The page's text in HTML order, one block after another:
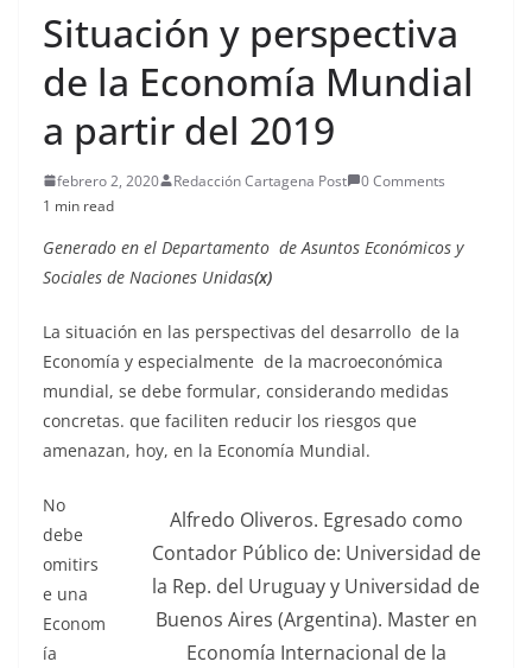
Situación y perspectiva
de la Economía Mundial
a partir del 2019
febrero 2, 2020 Redacción Cartagena Post
0 Comments
1 min read
Generado en el Departamento de Asuntos Económicos y
Sociales de Naciones Unidas(x)
La situación en las perspectivas del desarrollo de la
Economía y especialmente de la macroeconómica
mundial, se debe formular, considerando medidas
concretas. que faciliten reducir los riesgos que
amenazan, hoy, en la Economía Mundial.
Alfredo Oliveros. Egresado como
Contador Público de: Universidad de
la Rep. del Uruguay y Universidad de
Buenos Aires (Argentina). Master en
Economía Internacional de la
No
debe
omitirs
e una
Econom
ía